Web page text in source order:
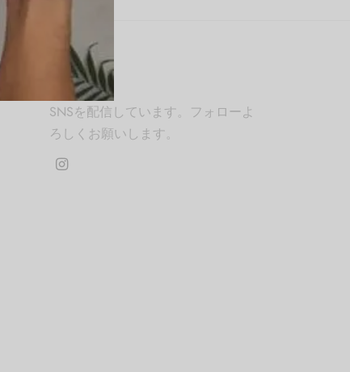
SNS
SNSを配信しています。フォローよ
ろしくお願いします。